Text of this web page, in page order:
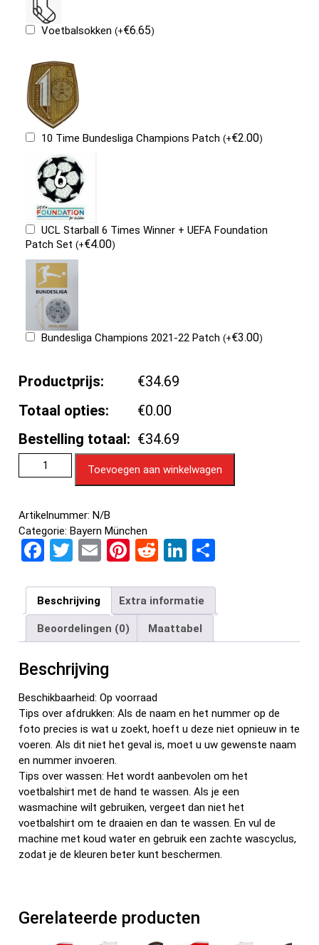
Voetbalsokken(+€6.65)
10 Time Bundesliga Champions Patch(+€2.00)
UCL Starball 6 Times Winner + UEFA Foundation
Patch Set(+€4.00)
Bundesliga Champions 2021-22 Patch(+€3.00)
Productprijs:
€34.69
Totaal opties:
€0.00
Bestelling totaal: €34.69
Toevoegen aan winkelwagen
Artikelnummer:N/B
Categorie:Bayern München
F
ce
b
o
o
k
T
tt
er
E
ail
Pi
er
es
t
R
d
di
t
Li
ke
dI
n
e
n
Beschrijving Extra informatie
Beoordelingen (0) Maattabel
Beschrijving
Beschikbaarheid: Op voorraad
Tips over afdrukken: Als de naam en het nummer op de
foto precies is wat u zoekt, hoeft u deze niet opnieuw in te
voeren. Als dit niet het geval is, moet u uw gewenste naam
en nummer invoeren.
Tips over wassen: Het wordt aanbevolen om het
voetbalshirt met de hand te wassen. Als je een
wasmachine wilt gebruiken, vergeet dan niet het
voetbalshirt om te draaien en dan te wassen. En vul de
machine met koud water en gebruik een zachte wascyclus,
zodat je de kleuren beter kunt beschermen.
Gerelateerde producten